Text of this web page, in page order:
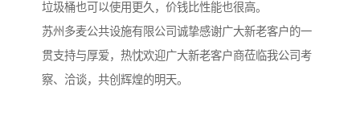
垃圾桶也可以使用更久，价钱比性能也很高。
苏州多麦公共设施有限公司诚挚感谢广大新老客户的一
贯支持与厚爱，热忱欢迎广大新老客户商莅临我公司考
察、洽谈，共创辉煌的明天。